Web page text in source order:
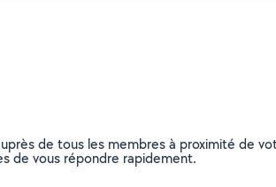
de tous les membres à proximité de
de vous répondre rapidement.